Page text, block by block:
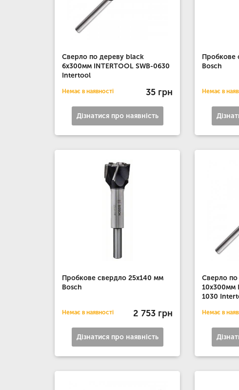
Сверло по дереву black
6x300мм INTERTOOL SWB-0630
Intertool
Немає в наявності 35 грн
Дізнатися про наявність
Пробкове
Bosch
Немає в
Пробкове свердло 25x140 мм
Bosch
Немає в наявності 2 753 грн
Дізнатися про наявність
Сверло
10x300мм
1030
Немає в